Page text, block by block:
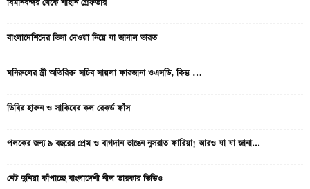
বিমানবন্দর থেকে শাহীন গ্রেফতার
বাংলাদেশিদের ভিসা দেওয়া নিয়ে যা জানাল ভারত
মনিরুলের স্ত্রী অতিরিক্ত সচিব সায়লা ফারজানা ওএসডি, কিন্তু …
ডিবির হারুন ও সাকিবের কল রেকর্ড ফাঁস
পলকের জন্য ৯ বছরের প্রেম ও বাগদান ভাঙেন নুসরাত ফারিয়া! আরও যা যা জানা...
নেট দুনিয়া কাঁপাচ্ছে বাংলাদেশী নীল তারকার ভিডিও